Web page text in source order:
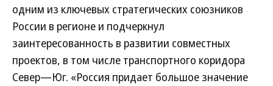
одним из ключевых стратегических союзников
России в регионе и подчеркнул
заинтересованность в развитии совместных
проектов, в том числе транспортного коридора
Север—Юг. «Россия придает большое значение